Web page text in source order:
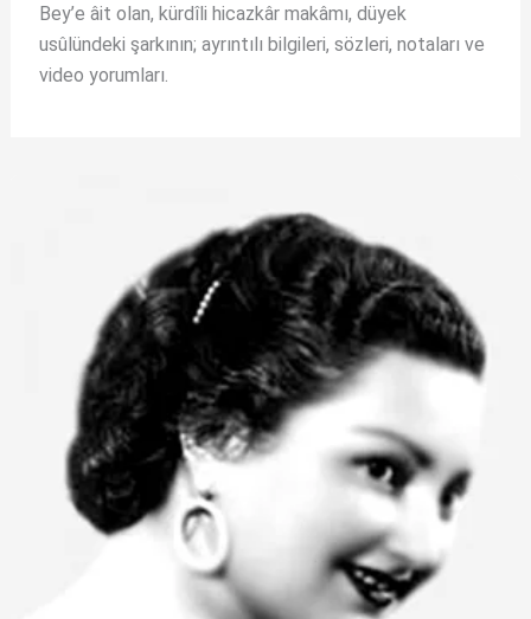
Bey’e âit olan, kürdîli hicazkâr makâmı, düyek
usûlündeki şarkının; ayrıntılı bilgileri, sözleri, notaları ve
video yorumları.